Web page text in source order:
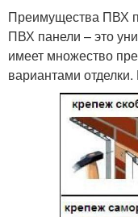
Преимущества ПВХ
ПВХ панели – это
имеет множество
вариантами